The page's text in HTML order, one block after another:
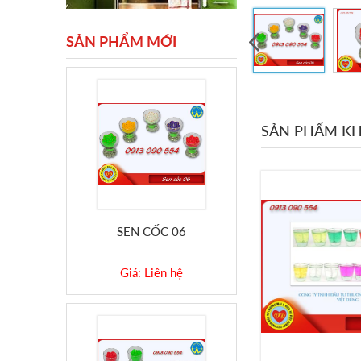
SẢN PHẨM MỚI
SEN CỐC 06
Giá: Liên hệ
SẢN PHẨM